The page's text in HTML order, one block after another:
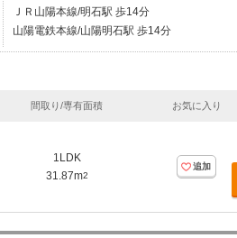
ＪＲ山陽本線/明石駅 歩14分
山陽電鉄本線/山陽明石駅 歩14分
間取り/専有面積 お気に入り
1LDK
31.87m2
追加